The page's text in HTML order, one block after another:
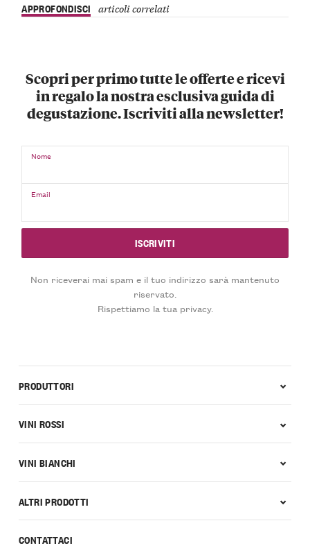
APPROFONDISCI articoli correlati
Scopri per primo tutte le offerte e ricevi
in regalo la nostra esclusiva guida di
degustazione. Iscriviti alla newsletter!
Nome
Email
Non riceverai mai spam e il tuo indirizzo sarà mantenuto
riservato.
Rispettiamo la tua privacy.
CONTATTACI
PRODUTTORI
VINI ROSSI
VINI BIANCHI
ALTRI PRODOTTI